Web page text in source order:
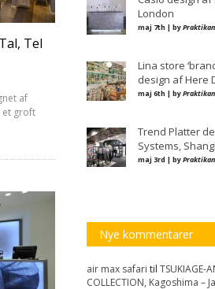
Tel
af
et groft
London
maj 7th | by
Lina store
design af Here
maj 6th | by
Trend Platter
Systems,
maj 3rd | by
Nye kommentarer
air max safari til TSUKIAGE-
COLLECTION, Kagoshima –